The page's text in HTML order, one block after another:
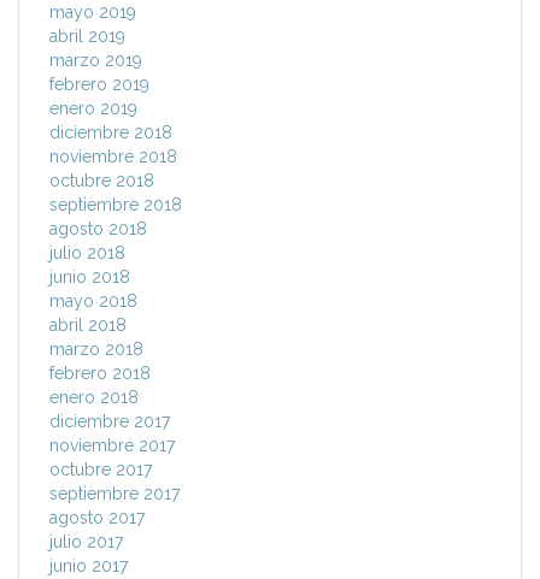
mayo 2019
abril 2019
marzo 2019
febrero 2019
enero 2019
diciembre 2018
noviembre 2018
octubre 2018
septiembre 2018
agosto 2018
julio 2018
junio 2018
mayo 2018
abril 2018
marzo 2018
febrero 2018
enero 2018
diciembre 2017
noviembre 2017
octubre 2017
septiembre 2017
agosto 2017
julio 2017
junio 2017